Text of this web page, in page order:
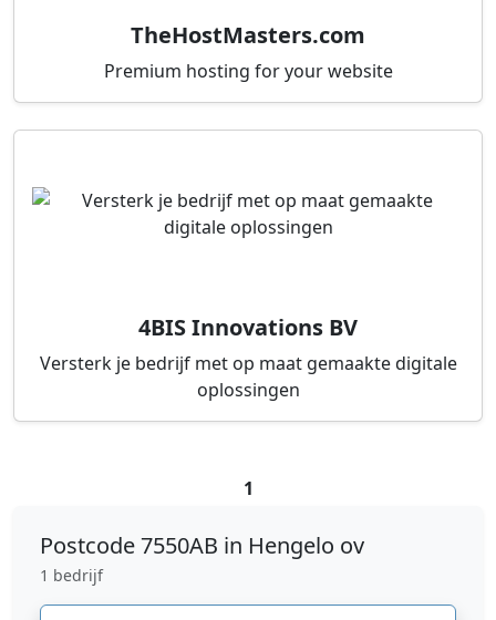
TheHostMasters.com
Premium hosting for your website
4BIS Innovations BV
Versterk je bedrijf met op maat gemaakte digitale
oplossingen
1
Postcode7550AB in Hengelo ov
1 bedrijf